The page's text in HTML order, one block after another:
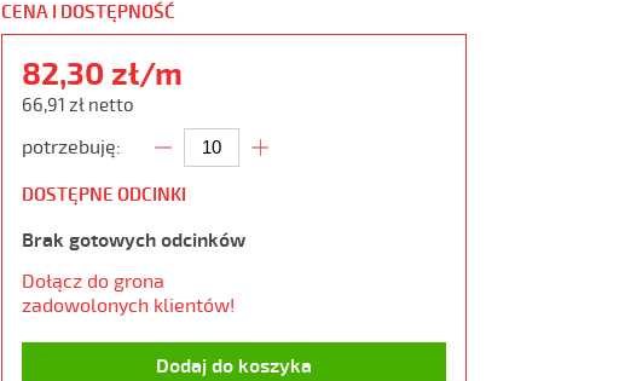
CENA I DOSTĘPNOŚĆ
82,30 zł/m
66,91 zł netto
potrzebuję:
DOSTĘPNE ODCINKI
Brak gotowych odcinków
Dołącz do grona
zadowolonych klientów!
Dodaj do koszyka